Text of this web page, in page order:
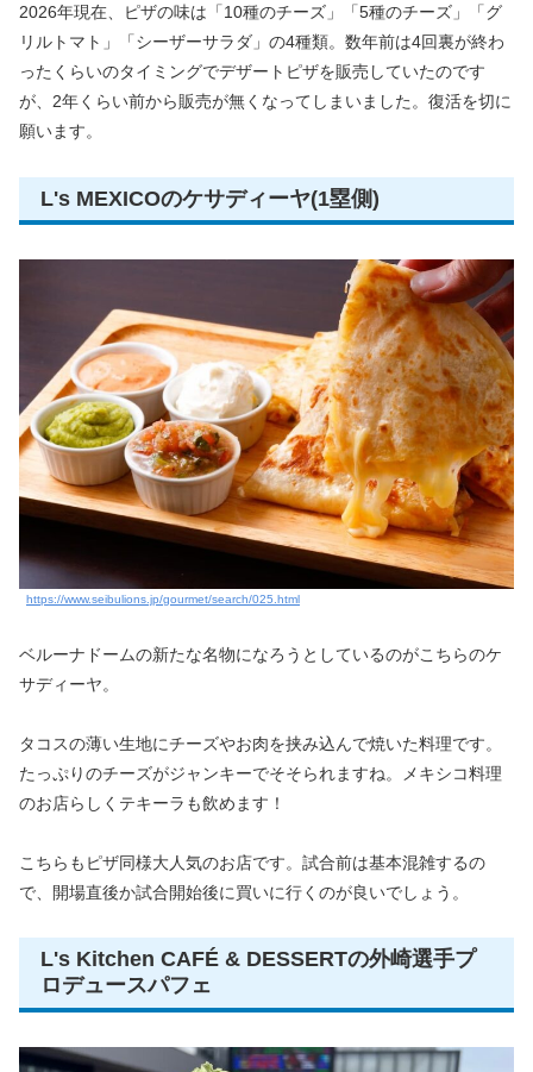
2026年現在、ピザの味は「10種のチーズ」「5種のチーズ」「グ
リルトマト」「シーザーサラダ」の4種類。数年前は4回裏が終わ
ったくらいのタイミングでデザートピザを販売していたのです
が、2年くらい前から販売が無くなってしまいました。復活を切に
願います。
L's MEXICOのケサディーヤ(1塁側)
https://www.seibulions.jp/gourmet/search/025.html
ベルーナドームの新たな名物になろうとしているのがこちらのケ
サディーヤ。
タコスの薄い生地にチーズやお肉を挟み込んで焼いた料理です。
たっぷりのチーズがジャンキーでそそられますね。メキシコ料理
のお店らしくテキーラも飲めます！
こちらもピザ同様大人気のお店です。試合前は基本混雑するの
で、開場直後か試合開始後に買いに行くのが良いでしょう。
L's Kitchen CAFÉ & DESSERTの外崎選手プ
ロデュースパフェ